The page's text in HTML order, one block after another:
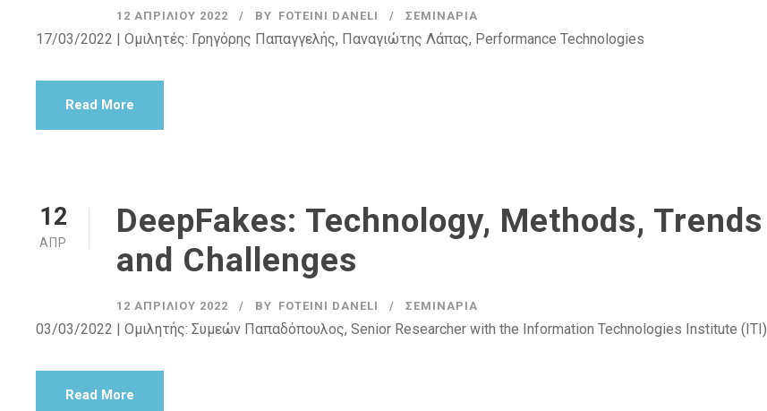
12 ΑΠΡΙΛΊΟΥ 2022 BY FOTEINI DANELI ΣΕΜΙΝΆΡΙΑ
17/03/2022 | Ομιλητές: Γρηγόρης Παπαγγελής, Παναγιώτης Λάπας, Performance Technologies
Read More
12
ΑΠΡ
DeepFakes: Technology, Methods, Trends
and Challenges
12 ΑΠΡΙΛΊΟΥ 2022 BY FOTEINI DANELI ΣΕΜΙΝΆΡΙΑ
03/03/2022 | Ομιλητής: Συμεών Παπαδόπουλος, Senior Researcher with the Information Technologies Institute (ITI)
Read More